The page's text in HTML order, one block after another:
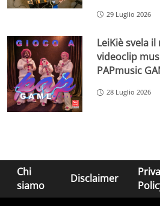
29 Luglio 2026
LeiKiè svela
videoclip
PAPmusic
28 Luglio 2026
Chi
siamo
Disclaimer